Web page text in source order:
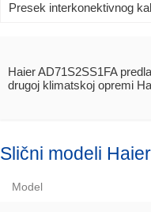
Presek interkonektivnog
Haier AD71S2SS1FA
drugoj klimatskoj opremi
Slični modeli Haier
Model